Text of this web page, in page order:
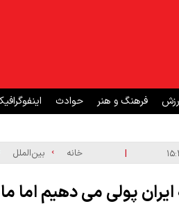
فرهنگ و هنر حوادث
| خانه بین‌الملل
پولی می دهیم اما